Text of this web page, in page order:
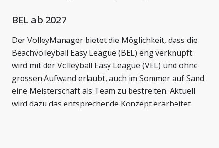
BEL ab 2027
Der VolleyManager bietet die Möglichkeit, dass die
Beachvolleyball Easy League (BEL) eng verknüpft
wird mit der Volleyball Easy League (VEL) und ohne
grossen Aufwand erlaubt, auch im Sommer auf Sand
eine Meisterschaft als Team zu bestreiten. Aktuell
wird dazu das entsprechende Konzept erarbeitet.